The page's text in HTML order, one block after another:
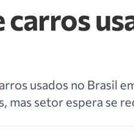
carros
usados no Brasil
mas setor espera se